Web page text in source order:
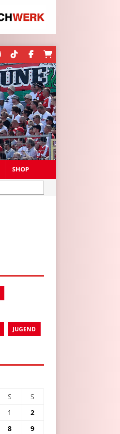
SHOP
JUGEND
S
S
1
2
8 9